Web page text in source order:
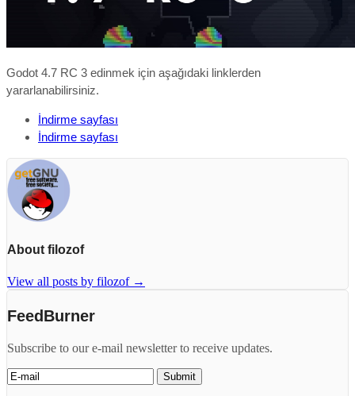
Godot 4.7 RC 3 edinmek için aşağıdaki linklerden
yararlanabilirsiniz.
İndirme sayfası
İndirme sayfası
About filozof
View all posts by filozof →
FeedBurner
Subscribe to our e-mail newsletter to receive updates.